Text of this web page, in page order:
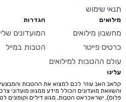
תנאי שימוש
מילואים
מחשבון מילואים
כרטיס פייטר
עולם ההטבות למילואים
הגדרות
המועדונים שלי
הטבות במייל
עלינו
קלאב האב עוזר לכם למצוא את ההטבות
והשוואת מועדונים הכולל מידע ממגוון מועדוני
פלוס), ישראכראט הטבות, מגוון דילים וקופונים